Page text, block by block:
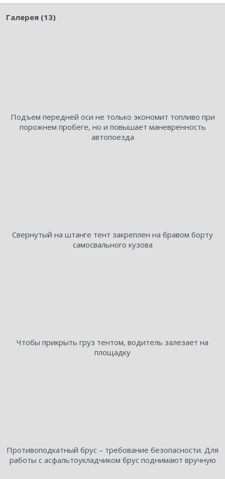
Галерея (13)
Подъем передней оси не только экономит топливо при
порожнем пробеге, но и повышает маневренность
автопоезда
Свернутый на штанге тент закреплен на бравом борту
самосвального кузова
Чтобы прикрыть груз тентом, водитель залезает на
площадку
Противоподкатный брус – требование безопасности. Для
работы с асфальтоукладчиком брус поднимают вручную